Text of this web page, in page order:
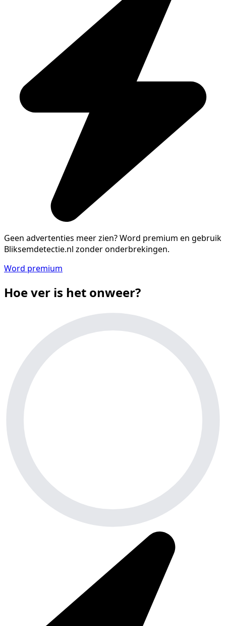
Geen advertenties meer zien?Word premium en gebruik
Bliksemdetectie.nl zonder onderbrekingen.
Word premium
Hoe ver is het onweer?